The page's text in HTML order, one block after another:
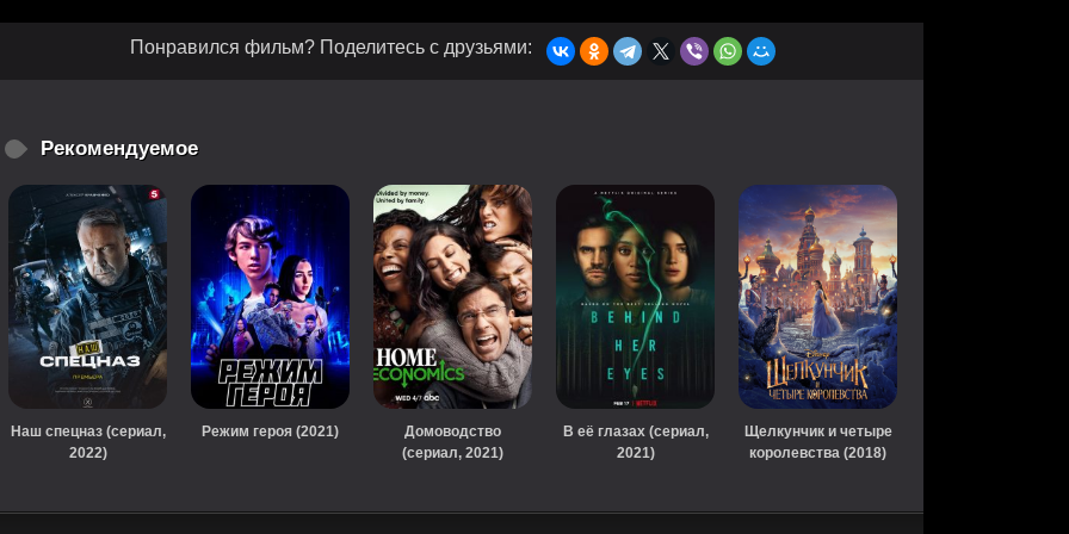
Понравился фильм? Поделитесь с друзьями:
Рекомендуемое
Наш спецназ (сериал,
2022)
Режим героя (2021)
Домоводство
(сериал, 2021)
В её глазах (сериал,
2021)
Щелкунчик и четыре
королевства (2018)